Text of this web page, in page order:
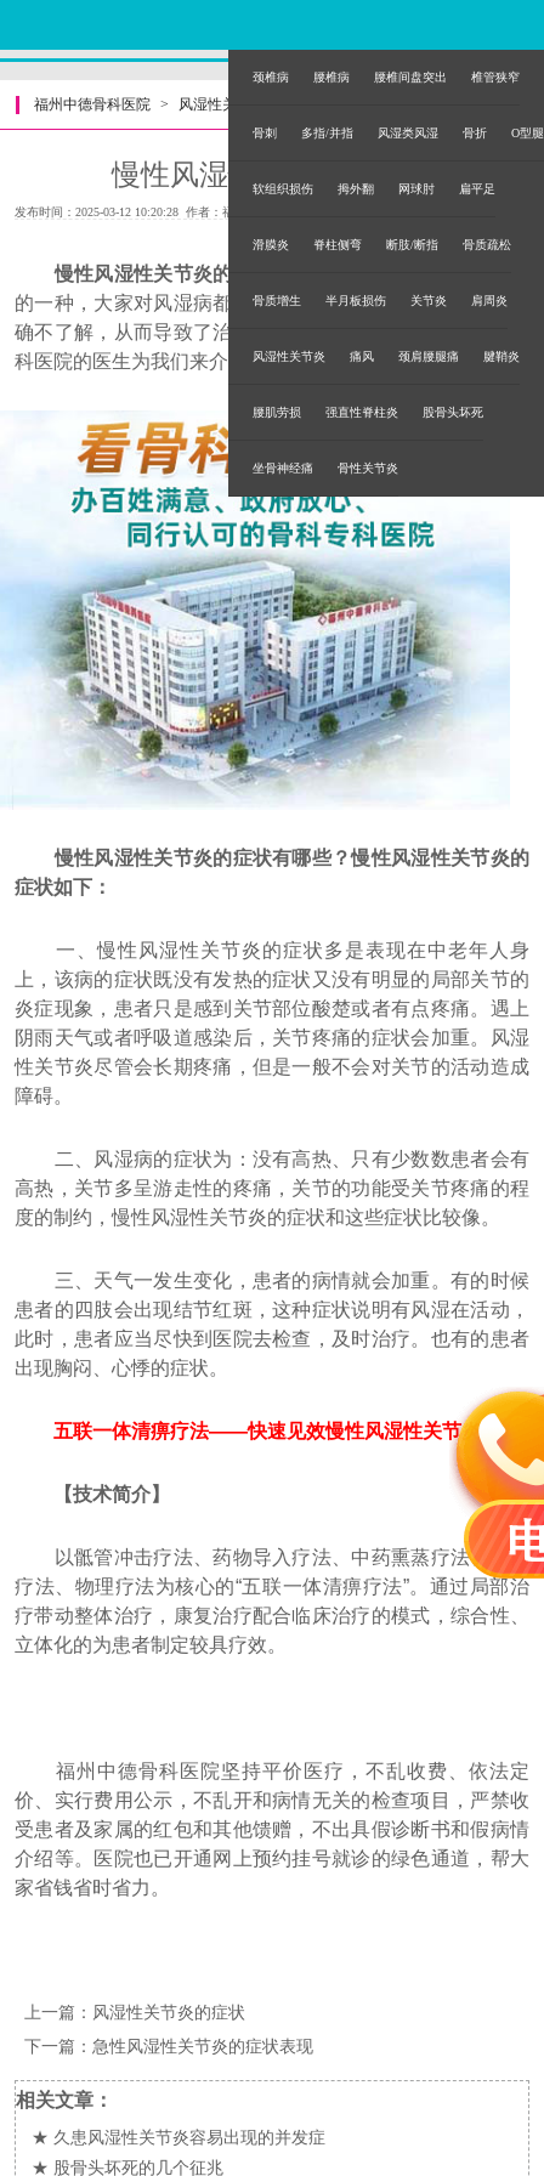
颈椎病 腰椎病 腰椎间盘突出 椎管狭窄
骨刺 多指/并指 风湿类风湿 骨折 O型腿
软组织损伤 拇外翻 网球肘 扁平足
滑膜炎 脊柱侧弯 断肢/断指 骨质疏松
骨质增生 半月板损伤 关节炎 肩周炎
风湿性关节炎 痛风 颈肩腰腿痛 腱鞘炎
腰肌劳损 强直性脊柱炎 股骨头坏死
坐骨神经痛 骨性关节炎
福州中德骨科医院 > 风湿性关节炎
慢性风湿性关节炎的症状
发布时间：2025-03-12 10:20:28 作者：福州中德骨科医院
慢性风湿性关节炎的症状，
的一种，大家对风湿病都很了解，但是对慢性风湿性关节炎
确不了解，从而导致了治疗的黄金时间，下面有福州中德骨
科医院的医生为我们来介绍。
慢性风湿性关节炎的症状有哪些？慢性风湿性关节炎的
症状如下：
一、慢性风湿性关节炎的症状多是表现在中老年人身
上，该病的症状既没有发热的症状又没有明显的局部关节的
炎症现象，患者只是感到关节部位酸楚或者有点疼痛。遇上
阴雨天气或者呼吸道感染后，关节疼痛的症状会加重。风湿
性关节炎尽管会长期疼痛，但是一般不会对关节的活动造成
障碍。
二、风湿病的症状为：没有高热、只有少数数患者会有
高热，关节多呈游走性的疼痛，关节的功能受关节疼痛的程
度的制约，慢性风湿性关节炎的症状和这些症状比较像。
三、天气一发生变化，患者的病情就会加重。有的时候
患者的四肢会出现结节红斑，这种症状说明有风湿在活动，
此时，患者应当尽快到医院去检查，及时治疗。也有的患者
出现胸闷、心悸的症状。
五联一体清痹疗法——快速见效慢性风湿性关节炎。
【技术简介】
以骶管冲击疗法、药物导入疗法、中药熏蒸疗法、电针
疗法、物理疗法为核心的“五联一体清痹疗法”。通过局部治
疗带动整体治疗，康复治疗配合临床治疗的模式，综合性、
立体化的为患者制定较具疗效。
福州中德骨科医院坚持平价医疗，不乱收费、依法定
价、实行费用公示，不乱开和病情无关的检查项目，严禁收
受患者及家属的红包和其他馈赠，不出具假诊断书和假病情
介绍等。医院也已开通网上预约挂号就诊的绿色通道，帮大
家省钱省时省力。
上一篇： 风湿性关节炎的症状
下一篇： 急性风湿性关节炎的症状表现
相关文章：
★ 久患风湿性关节炎容易出现的并发症
★ 股骨头坏死的几个征兆